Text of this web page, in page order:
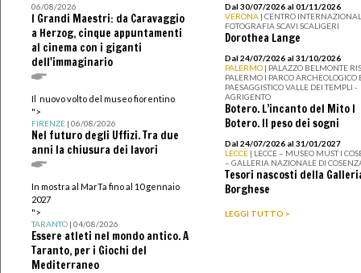
06/08/2026
I Grandi Maestri: da Caravaggio
a Herzog, cinque appuntamenti
al cinema con i giganti
dell'immaginario
Il nuovo volto del museo fiorentino
">
FIRENZE| 06/08/2026
Nel futuro degli Uffizi. Tra due
anni la chiusura dei lavori
In mostra al MarTa fino al 10 gennaio
2027
">
TARANTO| 04/08/2026
Essere atleti nel mondo antico. A
Taranto, per i Giochi del
Mediterraneo
Dal 30/07/2026 al 01/11/2026
VERONA | CENTRO
FOTOGRAFIA SCAVI SCALIGERI
Dorothea Lange
Dal 24/07/2026 al 31/10/2026
PALERMO | PALAZZO BELMONTE
PALERMO I PARCO ARCHEOLOGICO
PAESAGGISTICO VALLE DEI TEMPLI -
AGRIGENTO
Botero. L’incanto del Mito I
Botero. Il peso dei sogni
Dal 24/07/2026 al 31/01/2027
LECCE | LECCE – MUSEO MUST I
– GALLERIA NAZIONALE DI
Tesori nascosti della
Borghese
LEGGI TUTTO >